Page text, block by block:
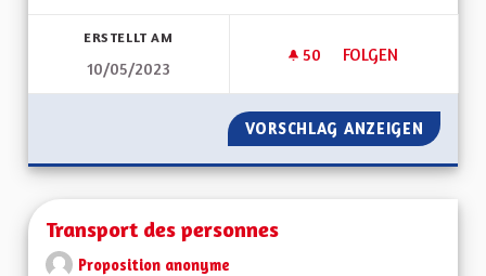
ERSTELLT AM
10/05/2023
50 50 FOLLOWER
FOLGEN
DÉPARTEMENT
VORSCHLAG ANZEIGEN
Transport des personnes
Proposition anonyme